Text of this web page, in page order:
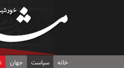
خانه سیاست جهان